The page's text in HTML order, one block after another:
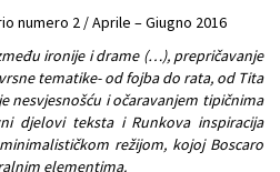
numero 2 / Aprile – Giugno 2016
ironije i drame (…), prepričavanje
tematike- od fojba do rata, od Tita
nesvjesnošću i očaravanjem tipičnima
djelovi teksta i Runkova inspiracija
režijom, kojoj Boscaro
elementima.